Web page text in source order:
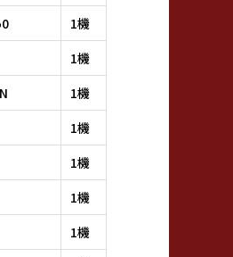
1機
1機
1機
1機
1機
1機
1機